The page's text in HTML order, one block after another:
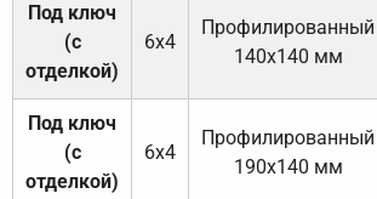
Под ключ
(с
отделкой)
6х4
Профилированный
140х140 мм
Под ключ
(с
отделкой)
6х4
Профилированный
190х140 мм